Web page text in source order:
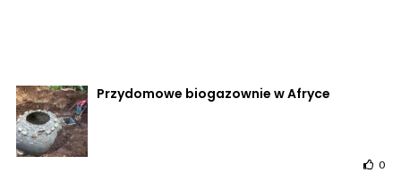
Przydomowe biogazownie w Afryce
0